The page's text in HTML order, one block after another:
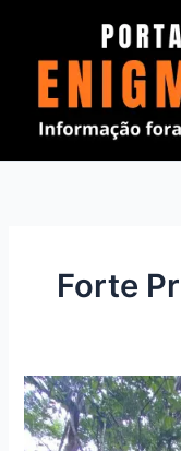
conteúdo
Forte
Editor
da
Revista